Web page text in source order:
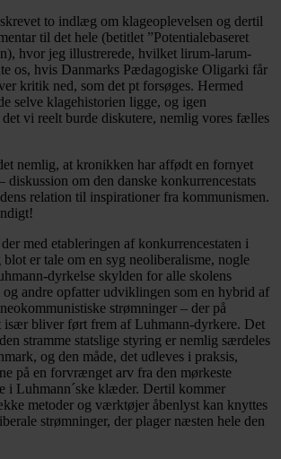
to indlæg om klageoplevelsen og dertil
til det hele (betitlet ”Potentialebaseret
hvor jeg illustrerede, hvilket lirum-larum-
os, hvis Danmarks Pædagogiske Oligarki får
kritik ned, som det pt forsøges. Hermed
selve klagehistorien ligge, og igen
vi reelt burde diskutere, nemlig vores fælles
nemlig, at kronikken har affødt en fornyet
om den danske konkurrencestats
relation til inspirationer fra kommunismen.
med etableringen af konkurrencestaten i
er tale om en syg neoliberalisme, nogle
dyrkelse skylden for alle skolens
og andre opfatter udviklingen som en hybrid af
strømninger – der på
især bliver ført frem af Luhmann-dyrkere. Det
stramme statslige styring er nemlig særdeles
og den måde, det udleves i praksis,
på en forvrænget arv fra den mørkeste
i Luhmann´ske klæder. Dertil kommer
metoder og værktøjer åbenlyst kan knyttes
strømninger, der plager næsten hele den